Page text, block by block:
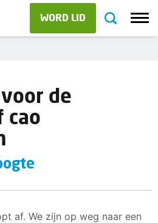
WORD LID
de
cao
af. We zijn op weg naar een